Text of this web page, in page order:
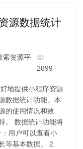
源数据统计
索资源平
2899
地提供小程序资源
数据统计功能。本
的使用情况和效
。 数据统计功能将
用户可以查看小
等基本数据。 2.